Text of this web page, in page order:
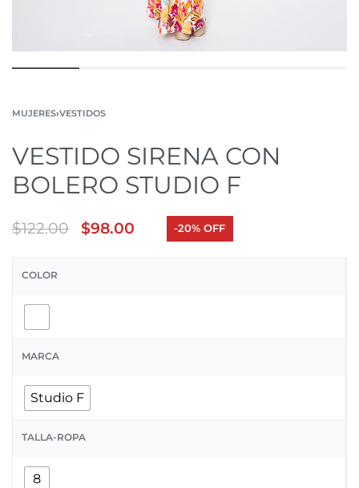
MUJERES›VESTIDOS
VESTIDO SIRENA CON
BOLERO STUDIO F
$122.00 $98.00 -20% OFF
COLOR
MARCA
Studio F
TALLA-ROPA
8